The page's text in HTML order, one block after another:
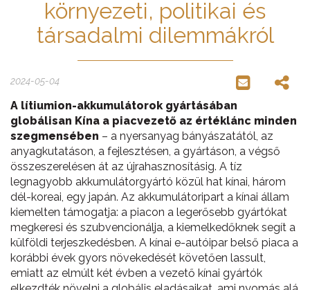
környezeti, politikai és
társadalmi dilemmákról
2024-05-04
A lítiumion-akkumulátorok gyártásában
globálisan Kína a piacvezető az értéklánc minden
szegmensében – a nyersanyag bányászatától, az
anyagkutatáson, a fejlesztésen, a gyártáson, a végső
összeszerelésen át az újrahasznosításig. A tíz
legnagyobb akkumulátorgyártó közül hat kínai, három
dél-koreai, egy japán. Az akkumulátoripart a kínai állam
kiemelten támogatja: a piacon a legerősebb gyártókat
megkeresi és szubvencionálja, a kiemelkedőknek segít a
külföldi terjeszkedésben. A kínai e-autóipar belső piaca a
korábbi évek gyors növekedését követően lassult,
emiatt az elmúlt két évben a vezető kínai gyártók